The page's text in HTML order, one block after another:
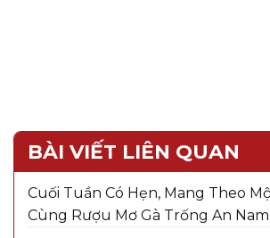
BÀI VIẾT LIÊN QUAN
Cuối Tuần Có Hẹn, Mang Theo
Cùng Rượu Mơ Gà Trống An Nam